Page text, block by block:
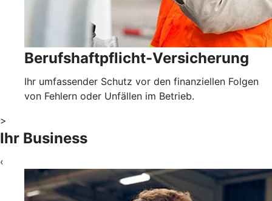
Berufshaftpflicht-Versicherung
Ihr umfassender Schutz vor den finanziellen Folgen
von Fehlern oder Unfällen im Betrieb.
>
Ihr Business
‹